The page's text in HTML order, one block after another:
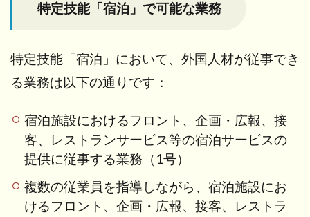
の要
号の
合）
1. 技
能系
の試
験に
合格
する
特定技能「宿泊」で可能な業務
特定技能「宿泊」において、外国人材が従事でき
る業務は以下の通りです：
宿泊施設におけるフロント、企画・広報、接
客、レストランサービス等の宿泊サービスの
提供に従事する業務（1号）
複数の従業員を指導しながら、宿泊施設にお
けるフロント、企画・広報、接客、レストラ